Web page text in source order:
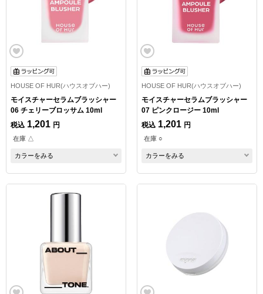
HOUSE OF HUR(ハウスオブハー)
モイスチャーセラムブラッシャー
06 チェリーブロッサム 10ml
税込 1,201 円
在庫 △
カラーをみる
HOUSE OF HUR(ハウスオブハー)
モイスチャーセラムブラッシャー
07 ピンクロージー 10ml
税込 1,201 円
在庫 ○
カラーをみる